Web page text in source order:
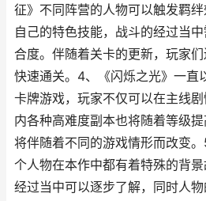
征》不同阵营的人物可以触发羁
自己的特色技能，战斗的经过当
合度。伴随着关卡的更新，玩家
快速通关。4、《闪烁之光》一直
卡牌游戏，玩家不仅可以在主线
内各种高难度副本也将随着等级
将伴随着不同的游戏情形而改变
个人物在本作中都有着特殊的背
经过当中可以逐步了解，同时人